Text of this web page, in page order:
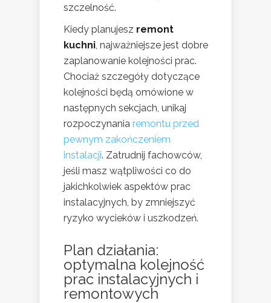
szczelność.
Kiedy planujesz remont
kuchni , najważniejsze jest dobre
zaplanowanie kolejności prac.
Chociaż szczegóły dotyczące
kolejności będą omówione w
następnych sekcjach, unikaj
rozpoczynania remontu przed
pewnym zakończeniem
instalacji. Zatrudnij fachowców,
jeśli masz wątpliwości co do
jakichkolwiek aspektów prac
instalacyjnych, by zmniejszyć
ryzyko wycieków i uszkodzeń.
Plan działania:
optymalna kolejność
prac instalacyjnych i
remontowych